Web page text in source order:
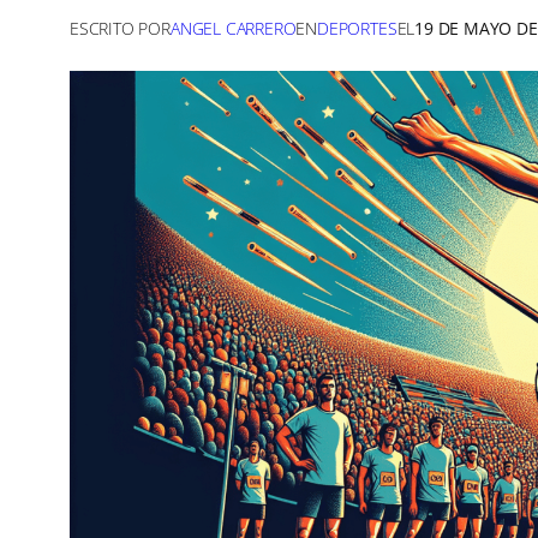
ESCRITO PORANGEL CARREROENDEPORTESEL19 DE MAYO